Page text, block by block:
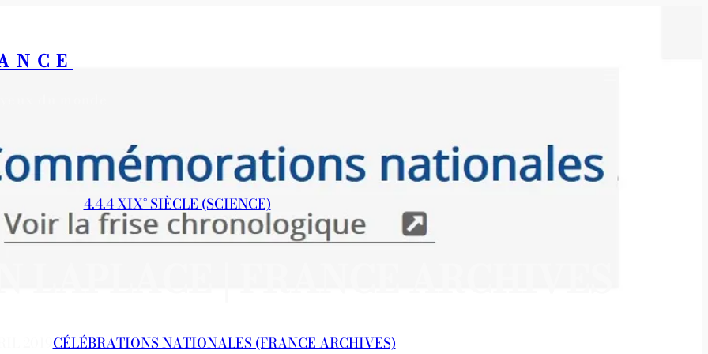
4.4.4 XIX° SIÈCLE (SCIENCE)
CÉLÉBRATIONS NATIONALES (FRANCE ARCHIVES)